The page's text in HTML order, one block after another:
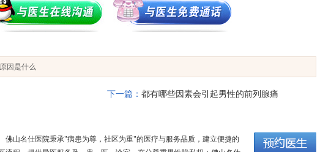
因是什么
下一篇： 都有哪些因素会引起男性的前列腺痛
佛山名仕医院秉承"病患为尊，社区为重"的医疗与服务品质，建立便捷的